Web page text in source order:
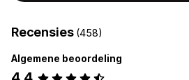
Recensies (458)
Algemene beoordeling